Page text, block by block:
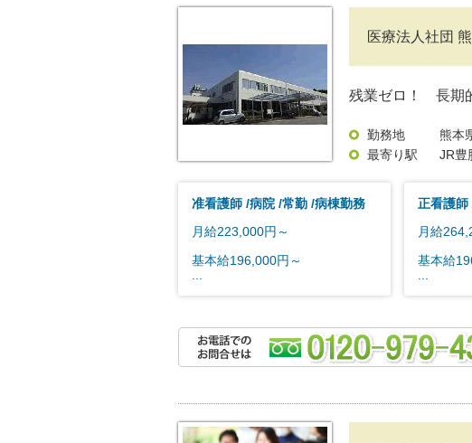
医療法人社団
残業ゼロ！ 長期
勤務地
熊本
最寄り駅
JR豊
准看護師 病院 常勤 病棟勤務
月給223,000円～
基本給196,000円～
正看護師
月給
基本給